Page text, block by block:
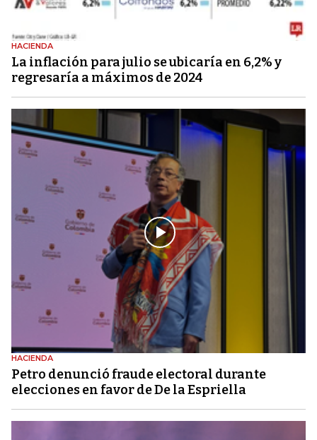
HACIENDA
La inflación para julio se ubicaría en 6,2% y
regresaría a máximos de 2024
HACIENDA
Petro denunció fraude electoral durante
elecciones en favor de De la Espriella